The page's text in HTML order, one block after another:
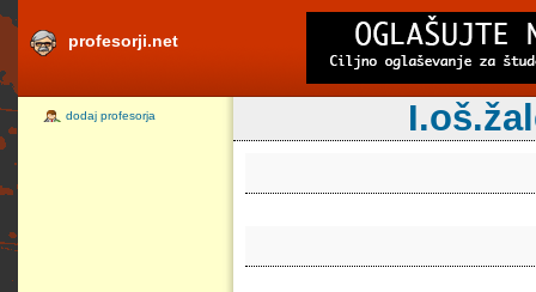
profesorji.net
dodaj profesorja